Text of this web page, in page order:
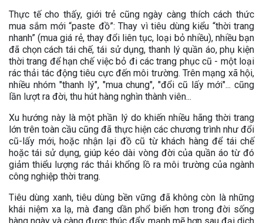
Thực tế cho thấy, giới trẻ cũng ngày càng thích cách thức
mua sắm mới “paste đồ”: Thay vì tiêu dùng kiểu “thời trang
nhanh” (mua giá rẻ, thay đổi liên tục, loại bỏ nhiều), nhiều bạn
đã chọn cách tái chế, tái sử dụng, thanh lý quần áo, phụ kiện
thời trang để hạn chế việc bỏ đi các trang phục cũ - một loại
rác thải tác động tiêu cực đến môi trường. Trên mạng xã hội,
nhiều nhóm "thanh lý", "mua chung", "đổi cũ lấy mới"... cũng
lần lượt ra đời, thu hút hàng nghìn thành viên...
Xu hướng này là một phần lý do khiến nhiều hãng thời trang
lớn trên toàn cầu cũng đã thực hiện các chương trình như đổi
cũ-lấy mới, hoặc nhận lại đồ cũ từ khách hàng để tái chế
hoặc tái sử dụng, giúp kéo dài vòng đời của quần áo từ đó
giảm thiểu lượng rác thải khổng lồ ra môi trường của ngành
công nghiệp thời trang.
Tiêu dùng xanh, tiêu dùng bền vững đã không còn là những
khái niệm xa lạ, mà đang dần phổ biến hơn trong đời sống